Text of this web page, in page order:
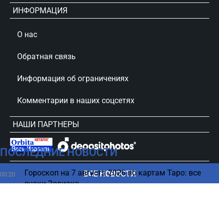
ПОСЛЕДНИЕ НОВОСТИ
00:20
Гороскоп на 7 августа 2026 по картам Таро: все
знаки Зодиака
ВСЕ НОВОСТИ
ИНФОРМАЦИЯ
О нас
Обратная связь
Информация об ограничениях
Комментарии в наших соцсетях
НАШИ ПАРТНЕРЫ
сursorinfo.co.il © Все права защищены